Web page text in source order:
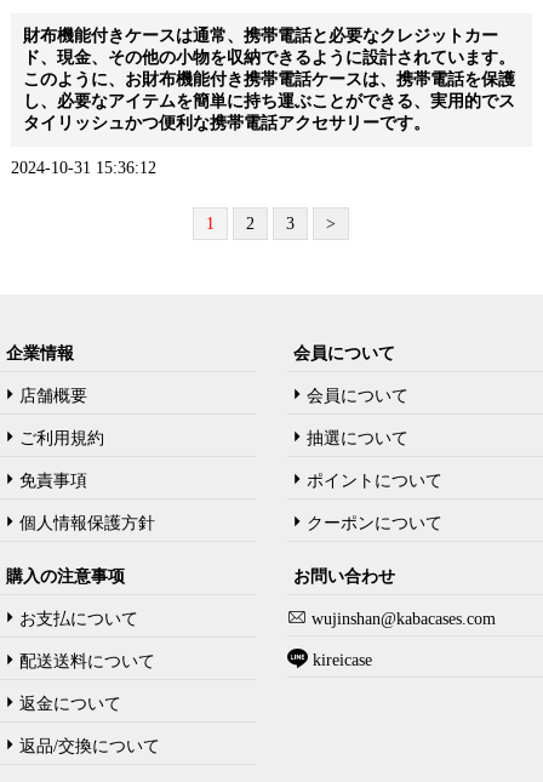
財布機能付きケースは通常、携帯電話と必要なクレジットカー
ド、現金、その他の小物を収納できるように設計されています。
このように、お財布機能付き携帯電話ケースは、携帯電話を保護
し、必要なアイテムを簡単に持ち運ぶことができる、実用的でス
タイリッシュかつ便利な携帯電話アクセサリーです。
2024-10-31 15:36:12
1 2 3 >
企業情報
店舗概要
ご利用規約
免責事項
個人情報保護方針
会員について
会員について
抽選について
ポイントについて
クーポンについて
購入の注意事项
お支払について
配送送料について
返金について
返品/交換について
お問い合わせ
wujinshan@kabacases.com
kireicase